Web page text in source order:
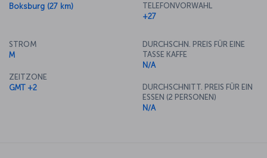
Boksburg (27 km)
TELEFONVORWAHL
+27
STROM
M
ZEITZONE
GMT +2
DURCHSCHN. PREIS FÜR EINE
TASSE KAFFE
N/A
DURCHSCHNITT. PREIS FÜR EIN
ESSEN (2 PERSONEN)
N/A